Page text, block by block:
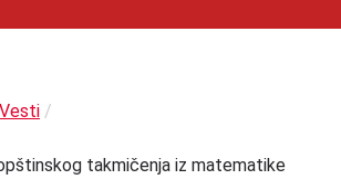
Vesti /
takmičenja iz matematike